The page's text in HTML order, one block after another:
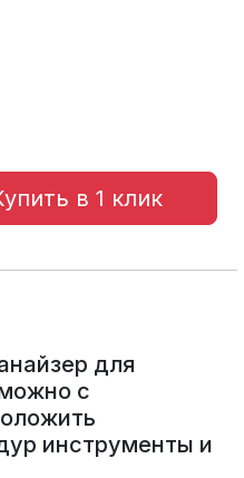
в 1 клик
для
с
инструменты и